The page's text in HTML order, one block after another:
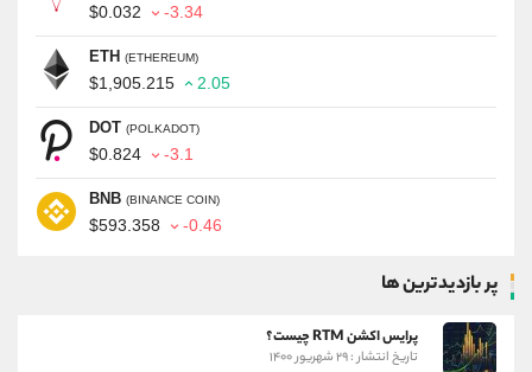
$0.032 -3.34
ETH (ETHEREUM)
$1,905.215 2.05
DOT (POLKADOT)
$0.824 -3.1
BNB (BINANCE COIN)
$593.358 -0.46
پر بازدیدترین ها
پرایس اکشن RTM چیست؟
تاریخ انتشار : ۲۹ شهریور ۱۴۰۰